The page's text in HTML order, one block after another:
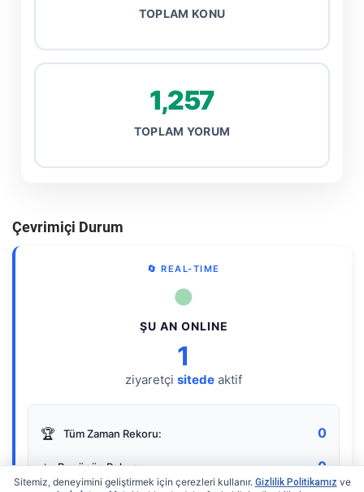
TOPLAM KONU
1,257
TOPLAM YORUM
Çevrimiçi Durum
🔄 REAL-TIME
●
ŞU AN ONLINE
1
ziyaretçi sitede aktif
🏆 Tüm Zaman Rekoru: 0
⭐ Bugünün Rekoru: 0
Sitemiz, deneyimini geliştirmek için çerezleri kullanır. Gizlilik Politikamız ve